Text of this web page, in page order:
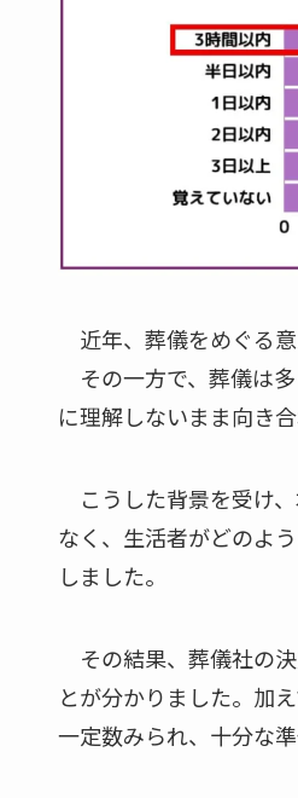
近年、葬儀をめぐる
その一方で、葬儀は
に理解しないまま向き
こうした背景を受け
なく、生活者がどのよ
しました。
その結果、葬儀社の
とが分かりました。加
一定数みられ、十分な